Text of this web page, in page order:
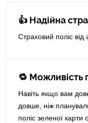
👍 Надійна
Страховий поліс від
🔁
Навіть якщо вам
довше, ніж
поліс зеленої карти